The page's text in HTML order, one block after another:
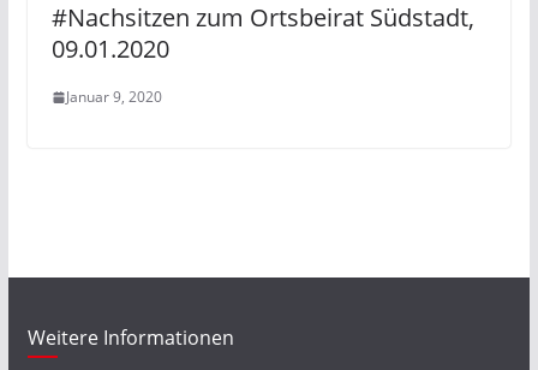
#Nachsitzen zum Ortsbeirat Südstadt,
09.01.2020
Januar 9, 2020
Weitere Informationen